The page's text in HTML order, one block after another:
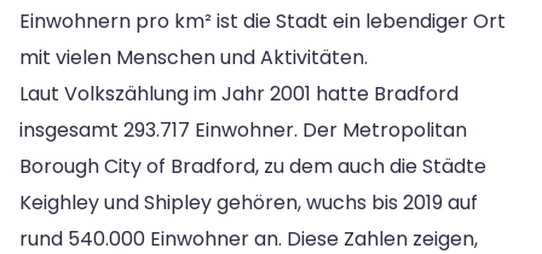
Einwohnern pro km² ist die Stadt ein lebendiger Ort
mit vielen Menschen und Aktivitäten.
Laut Volkszählung im Jahr 2001 hatte Bradford
insgesamt 293.717 Einwohner. Der Metropolitan
Borough City of Bradford, zu dem auch die Städte
Keighley und Shipley gehören, wuchs bis 2019 auf
rund 540.000 Einwohner an. Diese Zahlen zeigen,